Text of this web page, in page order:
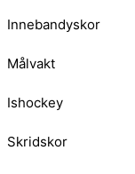
Innebandyskor
Målvakt
Ishockey
Skridskor